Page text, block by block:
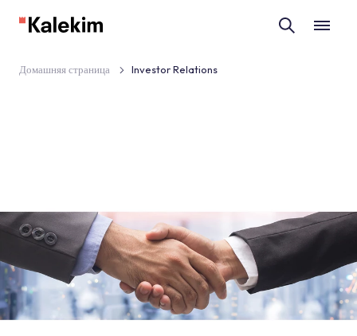
Домашняя страница Investor Relations